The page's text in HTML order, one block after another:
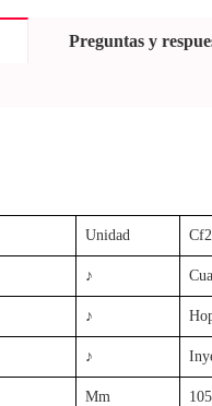
Preguntas y
Unidad
♪
♪
♪
Mm 105